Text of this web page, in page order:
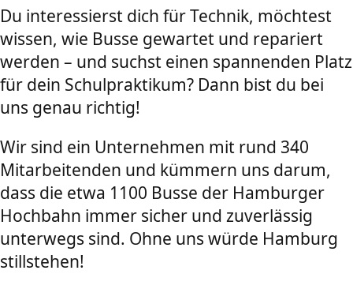
Du interessierst dich für Technik, möchtest
wissen, wie Busse gewartet und repariert
werden – und suchst einen spannenden Platz
für dein Schulpraktikum? Dann bist du bei
uns genau richtig!
Wir sind ein Unternehmen mit rund 340
Mitarbeitenden und kümmern uns darum,
dass die etwa 1100 Busse der Hamburger
Hochbahn immer sicher und zuverlässig
unterwegs sind. Ohne uns würde Hamburg
stillstehen!